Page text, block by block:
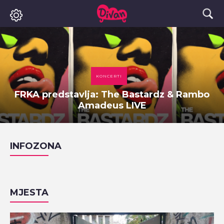
KONCERTI
FRKA predstavlja: The Bastardz & Rambo
Amadeus LIVE
INFOZONA
MJESTA